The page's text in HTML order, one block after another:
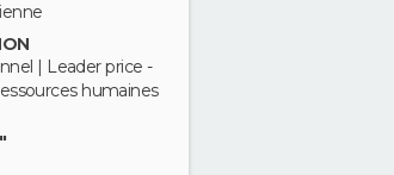
| Leader price -
humaines